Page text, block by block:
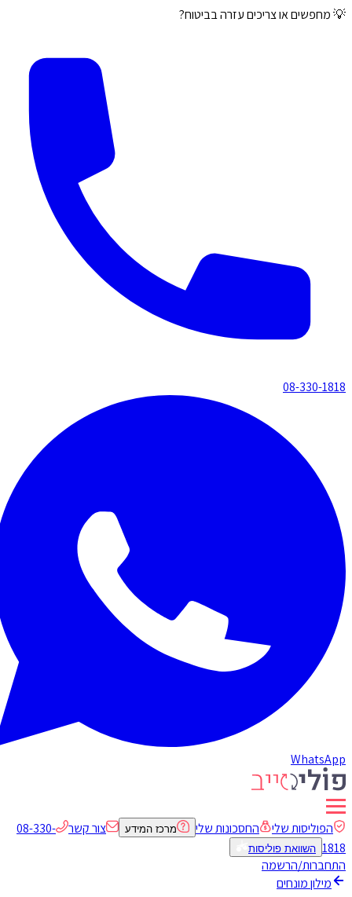
💡 מחפשים או צריכים עזרה בביטוח?
08-330-1818
WhatsApp
הפוליסות שלי החסכונות שלי מרכז המידע צור קשר
08-330-
1818
השוואת פוליסות
התחברות/הרשמה
מילון מונחים